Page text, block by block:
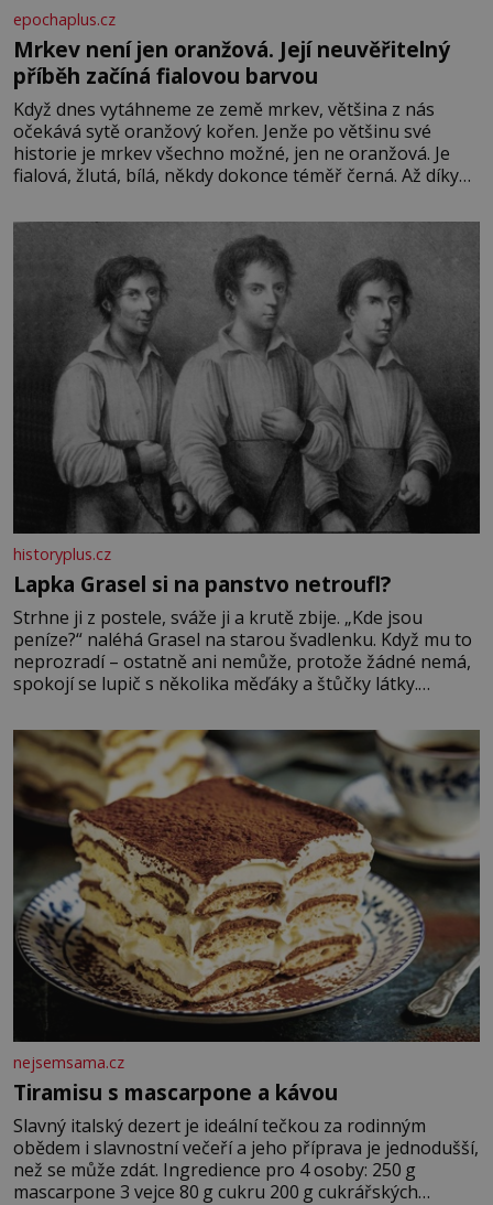
epochaplus.cz
Mrkev není jen oranžová. Její neuvěřitelný
příběh začíná fialovou barvou
Když dnes vytáhneme ze země mrkev, většina z nás
očekává sytě oranžový kořen. Jenže po většinu své
historie je mrkev všechno možné, jen ne oranžová. Je
fialová, žlutá, bílá, někdy dokonce téměř černá. Až díky
bez které si českou zahradu ani nedokážeme představit.
historyplus.cz
Lapka Grasel si na panstvo netroufl?
Strhne ji z postele, sváže ji a krutě zbije. „Kde jsou
peníze?“ naléhá Grasel na starou švadlenku. Když mu to
neprozradí – ostatně ani nemůže, protože žádné nemá,
spokojí se lupič s několika měďáky a štůčky látky.
krutý. Jeho činy budí hrůzu ještě dlouho po jeho smrti
nejsemsama.cz
Tiramisu s mascarpone a kávou
Slavný italský dezert je ideální tečkou za rodinným
obědem i slavnostní večeří a jeho příprava je jednodušší,
než se může zdát. Ingredience pro 4 osoby: 250 g
mascarpone 3 vejce 80 g cukru 200 g cukrářských